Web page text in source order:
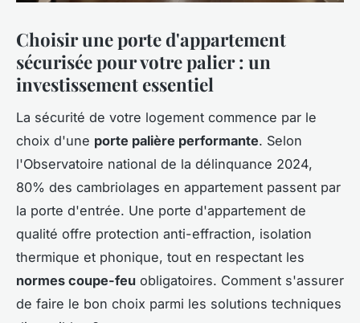
Choisir une porte d'appartement
sécurisée pour votre palier : un
investissement essentiel
La sécurité de votre logement commence par le
choix d'une porte palière performante. Selon
l'Observatoire national de la délinquance 2024,
80% des cambriolages en appartement passent par
la porte d'entrée. Une porte d'appartement de
qualité offre protection anti-effraction, isolation
thermique et phonique, tout en respectant les
normes coupe-feu obligatoires. Comment s'assurer
de faire le bon choix parmi les solutions techniques